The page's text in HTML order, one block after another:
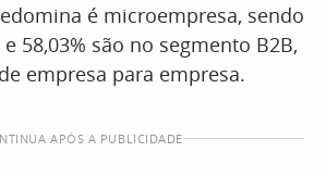
é microempresa, sendo
58,03% são no segmento B2B,
empresa para empresa.
APÓS A PUBLICIDADE